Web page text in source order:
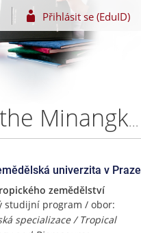
Přihlásit se (EduID)
Food, agrobiodiversity and diet: the nutritional ethnobiology of the Minangkabau and Mandailing indigenous food systems in West Sumatra – Ing. Lukáš Pawera
univerzita v Praze
zemědělství
studijní program / obor:
specializace / Tropical